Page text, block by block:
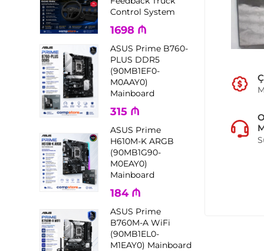
Control System
1698 ₼
ASUS Prime B760-
PLUS DDR5
(90MB1EF0-
M0AAY0)
Mainboard
315 ₼
ASUS Prime
H610M-K ARGB
(90MB1G90-
M0EAY0)
Mainboard
184 ₼
ASUS Prime
B760M-A WiFi
(90MB1EL0-
M1EAY0) Mainboard